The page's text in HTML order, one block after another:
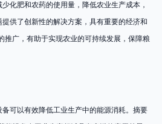
化肥和农药的使用量，降低农业生产成本，
供了创新性的解决方案，具有重要的经济和
推广，有助于实现农业的可持续发展，保障粮
可以有效降低工业生产中的能源消耗。摘要